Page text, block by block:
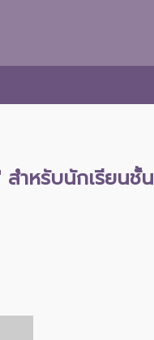
ำหรับนักเรียนชั้น